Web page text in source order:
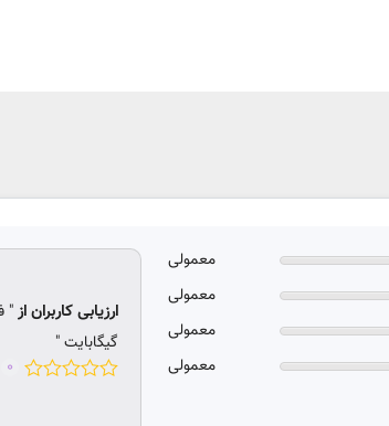
معمولی
معمولی
معمولی
معمولی
ارزیابی کاربران از
گیگابایت "
0